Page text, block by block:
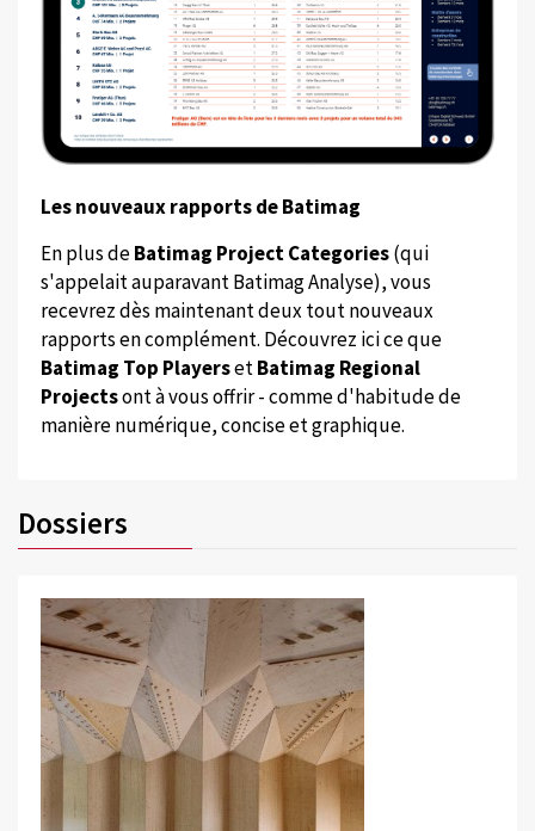
Les nouveaux rapports de Batimag
En plus deBatimag Project Categories(qui
s'appelait auparavant Batimag Analyse), vous
recevrez dès maintenant deux tout nouveaux
rapports en complément. Découvrez ici ce que
Batimag Top PlayersetBatimag Regional
Projectsont à vous offrir - comme d'habitude de
manière numérique, concise et graphique.
Dossiers